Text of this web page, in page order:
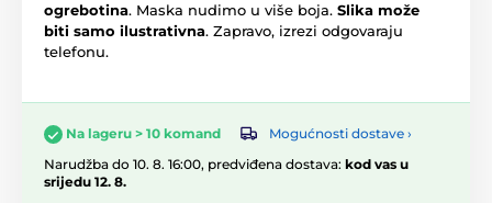
ogrebotina. Maska nudimo u više boja. Slika može
biti samo ilustrativna. Zapravo, izrezi odgovaraju
telefonu.
Na lageru > 10 komand
Mogućnosti dostave ›
Narudžba do 10. 8. 16:00, predviđena dostava: kod vas u
srijedu 12. 8.